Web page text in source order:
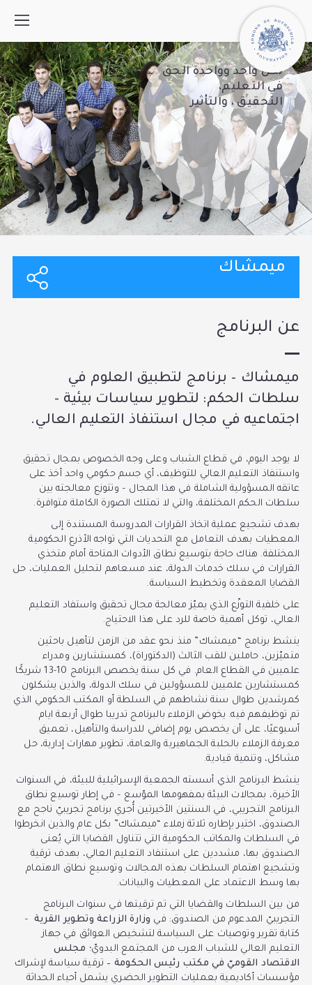
من نحن
كيف نعمل
برامج
ما الجديد
اتصل
لكل واحد وواحدة الحق
في التعليم،
التحقيق ، والتأثير
ميمشاك
عن البرنامج
ميمشاك – برنامج لتطبيق العلوم في
سلطات الحكم: لتطوير سياسات بيئية –
اجتماعيه في مجال استنفاذ التعليم العالي.
لا يوجد اليوم، في قطاع الشباب وعلى وجه الخصوص بمجال تحقيق
واستنفاذ التعليم العالي للتوظيف، أي جسم حكومي واحد أخذ على
عاتقه المسؤولية الشاملة في هذا المجال – وتتوزع معالجته بين
سلطات الحكم المختلفة، والتي لا تمتلك الصورة الكاملة متوافرة.
بهدف تشجيع عملية اتخاذ القرارات المدروسة المستندة إلى
المعطيات بهدف التعامل مع التحديات التي تواجه الأذرع الحكومية
المختلفة. هناك حاجة بتوسيع نطاق الأدوات المتاحة أمام متخذي
القرارات في سلك خدمات الدولة، عند مسعاهم لتحليل العمليات، حل
القضايا المعقدة وتخطيط السياسة.
على خلفية التوزّع الذي يميّز معالجة مجال تحقيق واستفاد التعليم
العالي، توكل أهمية خاصة للرد على هذا الاحتياج.
ينشط برنامج “ميمشاك” منذ نحو عقد من الزمن لتأهيل باحثين
متميّزين، حاملين للقب الثالث (الدكتوراة)، كمستشارين ومدراء
علميين في القطاع العام. في كل سنة يخصص البرنامج 10-13 شريكًا
كمستشارين علميين للمسؤولين في سلك الدولة، والذين يشكلون
كمرشدين طوال سنة نشاطهم في السلطة أو المكتب الحكومي الذي
تم توظيفهم فيه. يخوض الزملاء بالبرنامج تدريبا طوال أربعة ايام
أسبوعيًا، على أن يخصص يوم إضافي للدراسة والتأهيل، تعميق
معرفة الزملاء بالحلبة الجماهيرية والعامة، تطوير مهارات إدارية، حل
مشاكل، وتنمية قيادية.
ينشط البرنامج الذي أسسته الجمعية الإسرائيلية للبيئة، في السنوات
الأخيرة، بمجالات البيئة بمفهومها الموّسع – في إطار توسيع نطاق
البرنامج التجريبي، في السنتين الأخيرتين أُجري برنامج تجريبيّ ناجح مع
الصندوق، اختير بإطاره ثلاثة زملاء “ميمشاك” بكل عام والذين انخرطوا
في السلطات والمكاتب الحكومية التي تتناول القضايا التي يُعنى
الصندوق بها، مشددين على استنفاد التعليم العالي، بهدف ترقية
وتشجيع اهتمام السلطات بهذه المجالات وتوسيع نطاق الاهتمام
بها وسط الاعتماد على المعطيات والبيانات.
من بين السلطات والقضايا التي تم ترقيتها في سنوات البرنامج
التجريبيّ المدعوم من الصندوق: في وزارة الزراعة وتطوير القرية –
كتابة تقرير وتوصيات على السياسة لتشخيص العوائق في جهاز
التعليم العالي للشباب العرب من المجتمع البدويّ؛ مجلس
الاقتصاد القوميّ في مكتب رئيس الحكومة – ترقية سياسة لإشراك
مؤسسات أكاديمية بعمليات التطوير الحضري يشمل أحياء الحداثة